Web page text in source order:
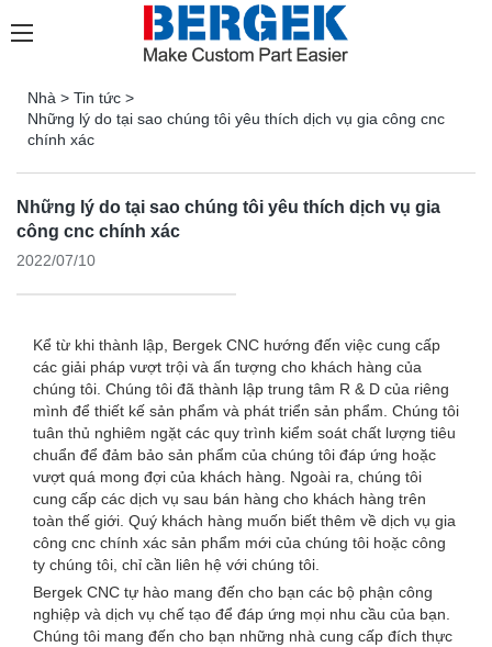
Nhà > Tin tức >
Những lý do tại sao chúng tôi yêu thích dịch vụ gia công cnc
chính xác
Những lý do tại sao chúng tôi yêu thích dịch vụ gia
công cnc chính xác
2022/07/10
Kể từ khi thành lập, Bergek CNC hướng đến việc cung cấp
các giải pháp vượt trội và ấn tượng cho khách hàng của
chúng tôi. Chúng tôi đã thành lập trung tâm R & D của riêng
mình để thiết kế sản phẩm và phát triển sản phẩm. Chúng tôi
tuân thủ nghiêm ngặt các quy trình kiểm soát chất lượng tiêu
chuẩn để đảm bảo sản phẩm của chúng tôi đáp ứng hoặc
vượt quá mong đợi của khách hàng. Ngoài ra, chúng tôi
cung cấp các dịch vụ sau bán hàng cho khách hàng trên
toàn thế giới. Quý khách hàng muốn biết thêm về dịch vụ gia
công cnc chính xác sản phẩm mới của chúng tôi hoặc công
ty chúng tôi, chỉ cần liên hệ với chúng tôi.
Bergek CNC tự hào mang đến cho bạn các bộ phận công
nghiệp và dịch vụ chế tạo để đáp ứng mọi nhu cầu của bạn.
Chúng tôi mang đến cho bạn những nhà cung cấp đích thực